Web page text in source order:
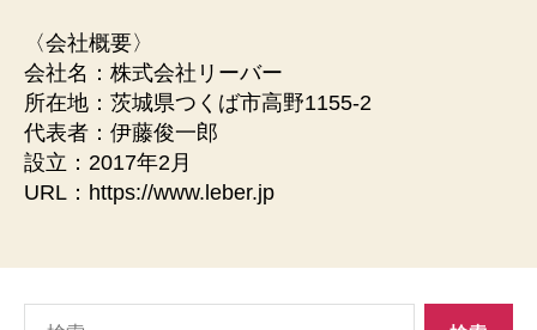
〈会社概要〉
会社名：株式会社リーバー
所在地：茨城県つくば市⾼野1155-2
代表者：伊藤俊⼀郎
設⽴：2017年2⽉
URL：https://www.leber.jp